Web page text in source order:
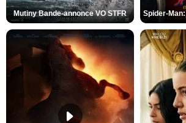
Mutiny Bande-annonce VO STFR